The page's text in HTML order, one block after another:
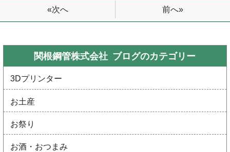
«次へ 前へ»
関根鋼管株式会社 ブログのカテゴリー
3Dプリンター
お土産
お祭り
お酒・おつまみ